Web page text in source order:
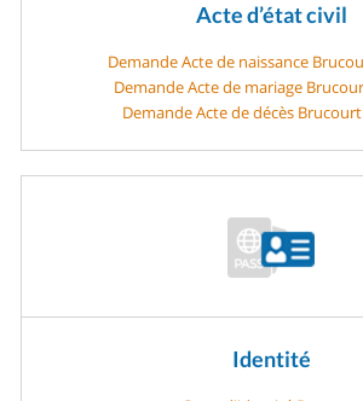
Acte d’état civil
Demande Acte de naissance
Demande Acte de mariage
Demande Acte de décès
Identité